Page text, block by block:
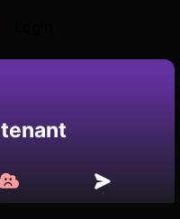
Non Enregistrer